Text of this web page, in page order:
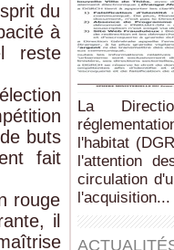
du
à
reste
buts
fait
rouge
il
La
l'habitat
l'attention
circulation
l'acquisition...